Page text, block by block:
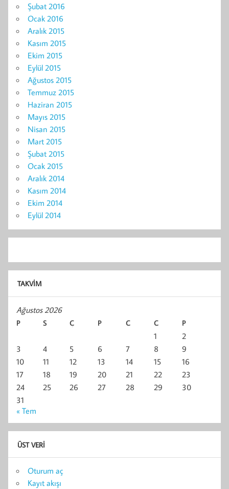
Şubat 2016
Ocak 2016
Aralık 2015
Kasım 2015
Ekim 2015
Eylül 2015
Ağustos 2015
Temmuz 2015
Haziran 2015
Mayıs 2015
Nisan 2015
Mart 2015
Şubat 2015
Ocak 2015
Aralık 2014
Kasım 2014
Ekim 2014
Eylül 2014
TAKVIM
Ağustos 2026
P S Ç P C C P
1
2
3
4 5 6 7 8
9
10
11 12 13 14 15
16
17
18 19 20 21 22
23
24
25 26 27 28 29
30
31
« Tem
ÜST VERI
Oturum aç
Kayıt akışı